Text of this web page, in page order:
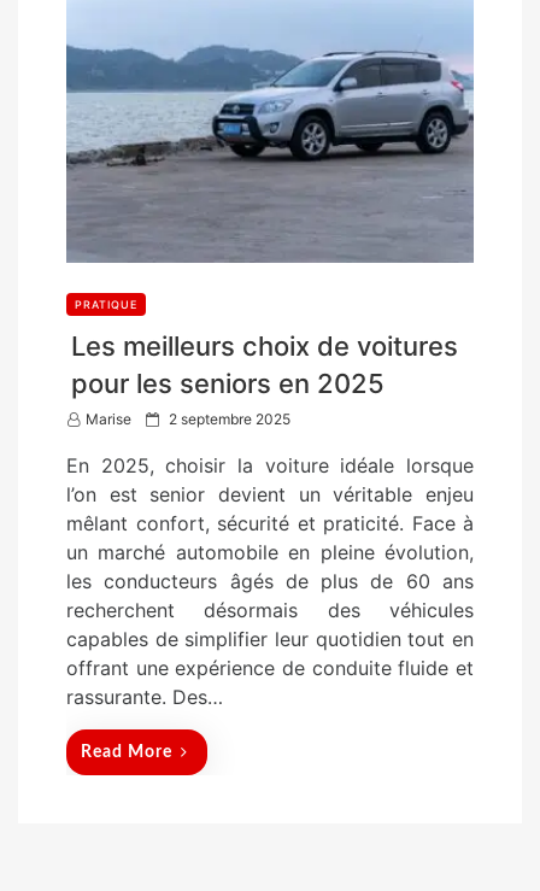
PRATIQUE
Les meilleurs choix de voitures
pour les seniors en 2025
Marise
P
t
e
d
o
n
2 septembre 2025
En 2025, choisir la voiture idéale lorsque
l’on est senior devient un véritable enjeu
mêlant confort, sécurité et praticité. Face à
un marché automobile en pleine évolution,
les conducteurs âgés de plus de 60 ans
recherchent désormais des véhicules
capables de simplifier leur quotidien tout en
offrant une expérience de conduite fluide et
rassurante. Des…
Read More